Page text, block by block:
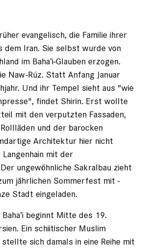
evangelisch, die Familie ihrer
Iran. Sie selbst wurde von
im Baha’i-Glauben erzogen.
Naw-Rúz. Statt Anfang Januar
Und ihr Tempel sieht aus "wie
findet Shirin. Erst wollte
mit den verputzten Fassaden,
und der barocken
Architektur hier nicht
mit der
ungewöhnliche Sakralbau zieht
jährlichen Sommerfest mit
Stadt eingeladen.
be­ginnt Mitte des 19.
Ein schiitischer Muslim
stellte sich damals in eine Reihe mit